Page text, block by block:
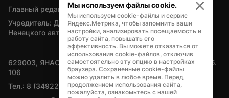
Главный редактор — А.Л. Поздеев
Учредитель: Департамент внутренней политики Ямало-
Ненецкого автономного округа
629003, ЯНАО, Салехард, мкр. Богдана Кнунянца, д.1, каб.
106
Тел.: 8 (34922) 71262
Мы используем файлы cookie.
Мы используем cookie-файлы и сервис
Яндекс.Метрика, чтобы запомнить ваши
настройки, анализировать посещаемость и
работу сайта, повышать его
эффективность. Вы можете отказаться от
использования cookie-файлов, отключив
самостоятельно эту опцию в настройках
браузера. Сохраненные cookie-файлы
можно удалить в любое время. Перед
продолжением использования сайта,
пожалуйста, ознакомьтесь с нашей